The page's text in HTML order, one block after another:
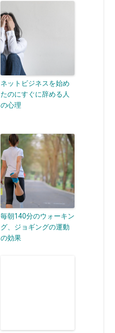
ネットビジネスを始め
たのにすぐに辞める人
の心理
毎朝140分のウォーキン
グ、ジョギングの運動
の効果